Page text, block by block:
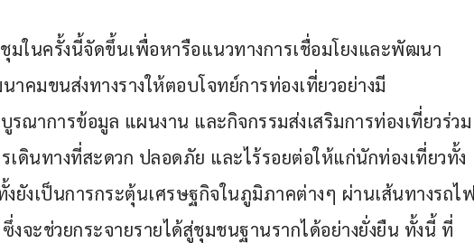
มในครั้งนี้จัดขึ้นเพื่อหารือแนวทางการเชื่อมโยงและพัฒนา
าคมขนส่งทางรางให้ตอบโจทย์การท่องเที่ยวอย่างมี
ณาการข้อมูล แผนงาน และกิจกรรมส่งเสริมการท่องเที่ยวร่วม
เดินทางที่สะดวก ปลอดภัย และไร้รอยต่อให้แก่นักท่องเที่ยวทั้ง
ยังเป็นการกระตุ้นเศรษฐกิจในภูมิภาคต่างๆ ผ่านเส้นทางรถไฟ
จะช่วยกระจายรายได้สู่ชุมชนฐานรากได้อย่างยั่งยืน ทั้งนี้ ที่